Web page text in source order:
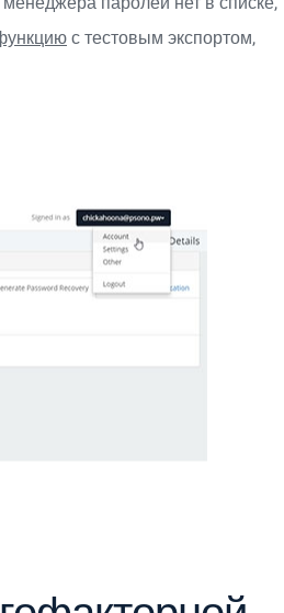
с тестовым экспортом,